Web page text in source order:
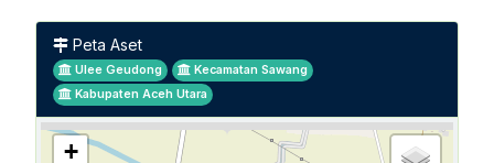
Peta Aset
Ulee Geudong
Kecamatan Sawang
Kabupaten Aceh Utara
+